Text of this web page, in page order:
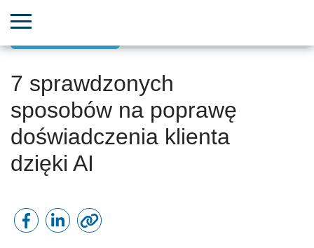
7 sprawdzonych
sposobów na poprawę
doświadczenia klienta
dzięki AI